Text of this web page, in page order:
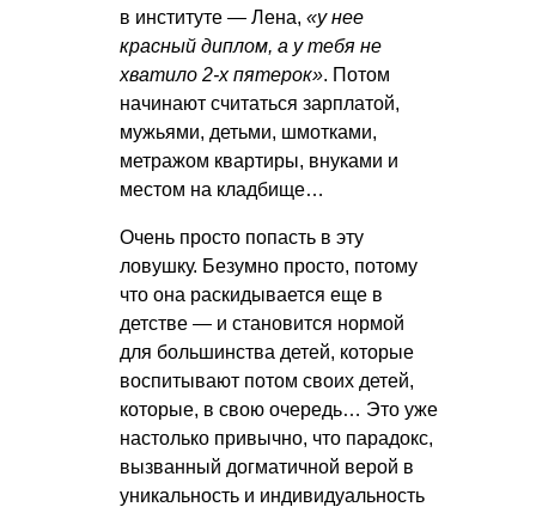
в институте — Лена, «у нее
красный диплом, а у тебя не
хватило 2-х пятерок». Потом
начинают считаться зарплатой,
мужьями, детьми, шмотками,
метражом квартиры, внуками и
местом на кладбище…
Очень просто попасть в эту
ловушку. Безумно просто, потому
что она раскидывается еще в
детстве — и становится нормой
для большинства детей, которые
воспитывают потом своих детей,
которые, в свою очередь… Это уже
настолько привычно, что парадокс,
вызванный догматичной верой в
уникальность и индивидуальность